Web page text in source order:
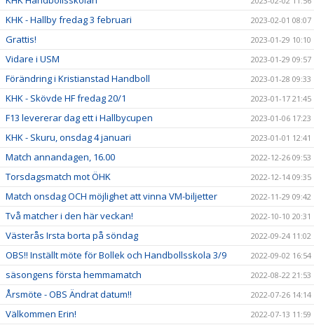
KHK - Hallby fredag 3 februari 2023-02-01 08:07
Grattis! 2023-01-29 10:10
Vidare i USM 2023-01-29 09:57
Förändring i Kristianstad Handboll 2023-01-28 09:33
KHK - Skövde HF fredag 20/1 2023-01-17 21:45
F13 levererar dag ett i Hallbycupen 2023-01-06 17:23
KHK - Skuru, onsdag 4 januari 2023-01-01 12:41
Match annandagen, 16.00 2022-12-26 09:53
Torsdagsmatch mot ÖHK 2022-12-14 09:35
Match onsdag OCH möjlighet att vinna VM-biljetter 2022-11-29 09:42
Två matcher i den här veckan! 2022-10-10 20:31
Västerås Irsta borta på söndag 2022-09-24 11:02
OBS!! Inställt möte för Bollek och Handbollsskola 3/9 2022-09-02 16:54
säsongens första hemmamatch 2022-08-22 21:53
Årsmöte - OBS Ändrat datum!! 2022-07-26 14:14
Välkommen Erin! 2022-07-13 11:59